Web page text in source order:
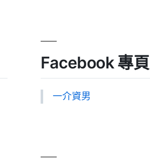
Facebook 專頁
一介資男